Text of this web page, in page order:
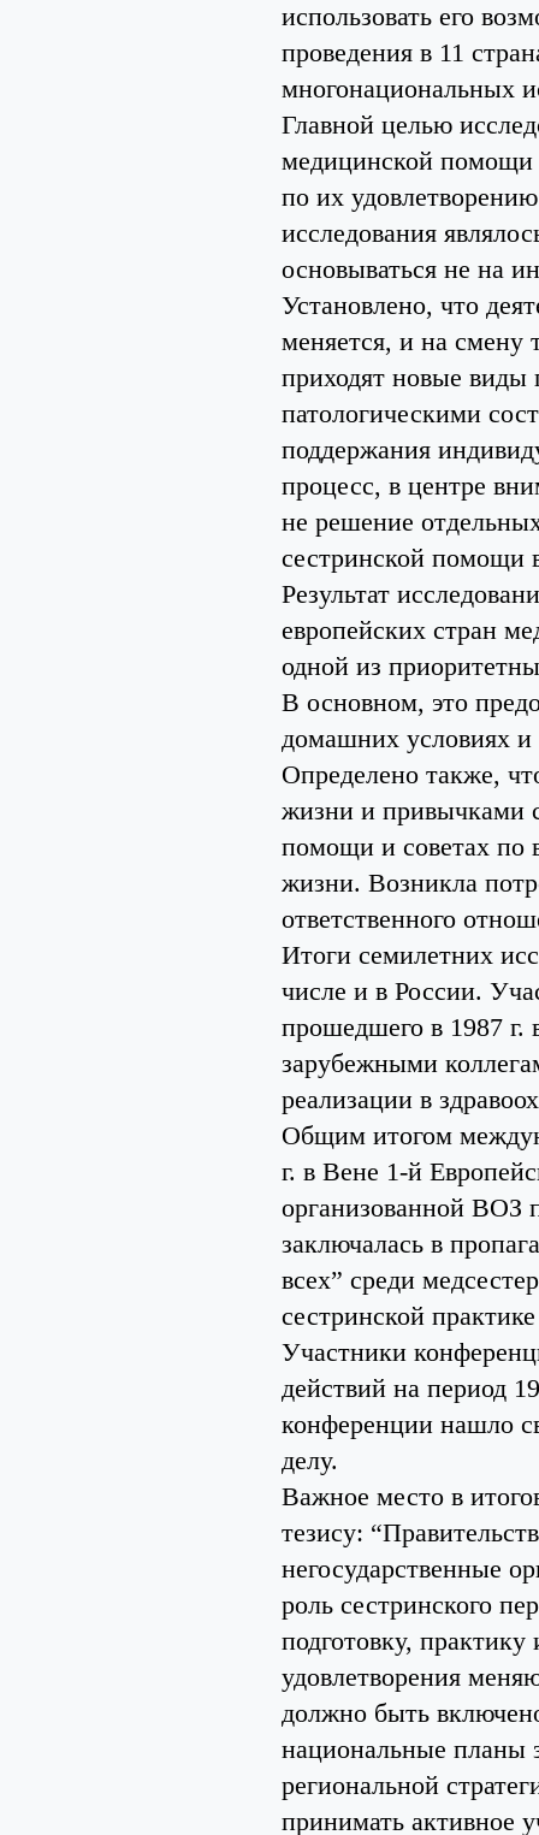
использовать его
проведения в 11
многонациональных
Главной целью
медицинской помощи
по их
исследования
основываться не на
Установлено, что
меняется, и на смену
приходят новые виды
патологическими
поддержания
процесс, в центре
не решение
сестринской помощи
Результат
европейских стран
одной из
В основном, это
домашних условиях и
Определено также,
жизни и привычками
помощи и советах по
жизни. Возникла
ответственного
Итоги семилетних
числе и в России.
прошедшего в 1987 г.
зарубежными
реализации в
Общим итогом
г. в Вене 1-й
организованной ВОЗ
заключалась в
всех” среди
сестринской
Участники
действий на период
конференции нашло
делу.
Важное место в
тезису:
негосударственные
роль сестринского
подготовку,
удовлетворения
должно быть
национальные планы
региональной
принимать активное